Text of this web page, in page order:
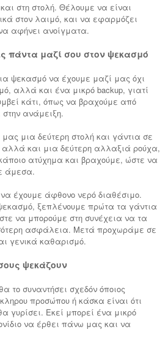
στη στολή. Θέλουμε να είναι
στον λαιμό, και να εφαρμόζει
αφήνει ανοίγματα.
πάντα μαζί σου στον ψεκασμό
ψεκασμό να έχουμε μαζί μας όχι
αλλά και ένα μικρό backup, γιατί
κάτι, όπως να βραχούμε από
ανάμειξη.
μια δεύτερη στολή και γάντια σε
αλλά και μια δεύτερη αλλαξιά ρούχα,
ατύχημα και βραχούμε, ώστε να
άμεσα.
να έχουμε άφθονο νερό διαθέσιμο.
ξεπλένουμε πρώτα τα γάντια
να μπορούμε στη συνέχεια να τα
ασφάλεια. Μετά προχωράμε σε
γενικά καθαρισμό.
ψεκάζουν
το συναντήσει σχεδόν όποιος
προσώπου ή κάσκα είναι ότι
γυρίσει. Εκεί μπορεί ένα μικρό
να έρθει πάνω μας και να